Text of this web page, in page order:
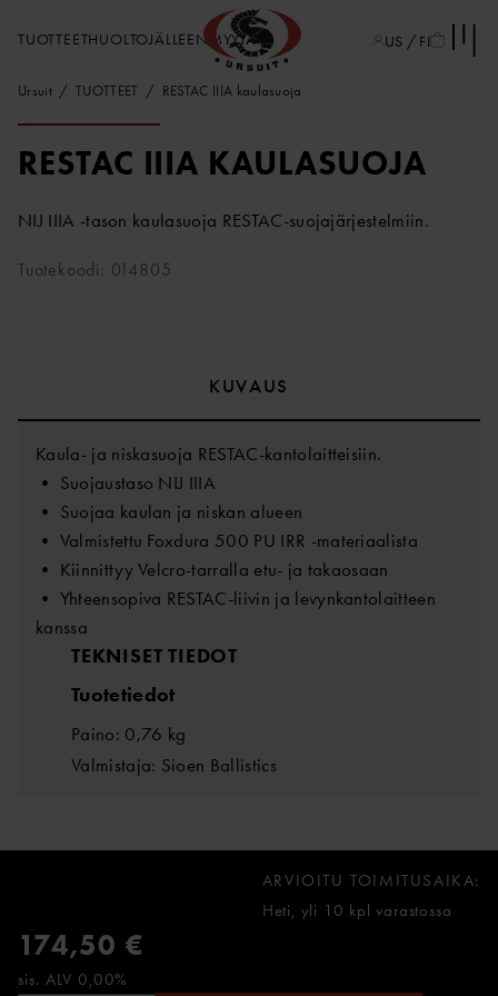
TUOTTEETHUOLTOJÄLLEENMYYJÄT US / FI
Ursuit TUOTTEET RESTAC IIIA kaulasuoja
RESTAC IIIA KAULASUOJA
NIJ IIIA -tason kaulasuoja RESTAC-suojajärjestelmiin.
Tuotekoodi: 014805
KUVAUS
Kaula- ja niskasuoja RESTAC-kantolaitteisiin.
• Suojaustaso NIJ IIIA
• Suojaa kaulan ja niskan alueen
• Valmistettu Foxdura 500 PU IRR -materiaalista
• Kiinnittyy Velcro-tarralla etu- ja takaosaan
• Yhteensopiva RESTAC-liivin ja levynkantolaitteen
kanssa
TEKNISET TIEDOT
Tuotetiedot
Paino: 0,76 kg
Valmistaja: Sioen Ballistics
ARVIOITU TOIMITUSAIKA:
Heti, yli 10 kpl varastossa
174,50 €
sis. ALV 0,00%